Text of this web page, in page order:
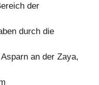
der
durch die
an der Zaya,